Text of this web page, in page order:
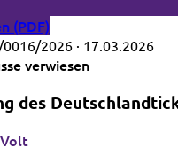
(PDF)
0016/2026 · 17.03.2026
verwiesen
des
Volt